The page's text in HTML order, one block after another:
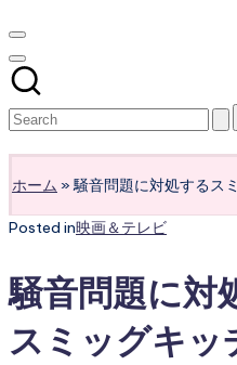
ホーム » 騒音問題に対処するス
Posted in映画＆テレビ
騒音問題に対
スミッグキッ